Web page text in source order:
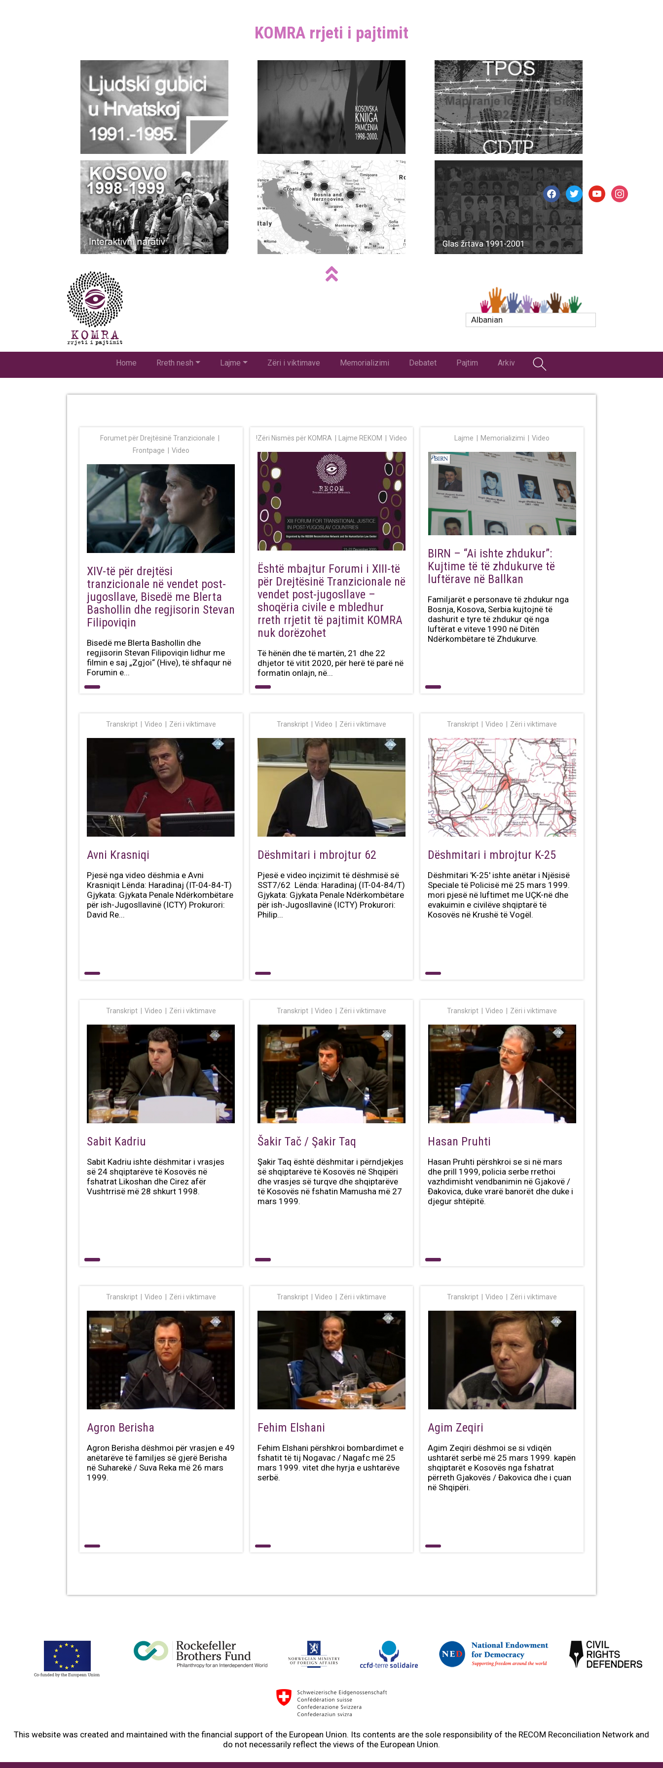
KOMRA rrjeti i pajtimit
Albanian
Home Rreth nesh Lajme Zëri i viktimave Memorializimi Debatet Pajtim Arkiv
Forumet për Drejtësinë Tranzicionale
Frontpage
Video
XIV-të për drejtësi
tranzicionale në vendet post-
jugosllave, Bisedë me Blerta
Bashollin dhe regjisorin Stevan
Filipoviqin
Bisedë me Blerta Bashollin dhe
regjisorin Stevan Filipoviqin lidhur me
filmin e saj „Zgjoi“ (Hive), të shfaqur në
Forumin e...
!Zëri Nismës për KOMRA Lajme REKOM Video
Është mbajtur Forumi i XIII-të
për Drejtësinë Tranzicionale në
vendet post-jugosllave –
shoqëria civile e mbledhur
rreth rrjetit të pajtimit KOMRA
nuk dorëzohet
Të hënën dhe të martën, 21 dhe 22
dhjetor të vitit 2020, për herë të parë në
formatin onlajn, në...
Lajme Memorializimi Video
BIRN – “Ai ishte zhdukur”:
Kujtime të të zhdukurve të
luftërave në Ballkan
Familjarët e personave të zhdukur nga
Bosnja, Kosova, Serbia kujtojnë të
dashurit e tyre të zhdukur që nga
luftërat e viteve 1990 në Ditën
Ndërkombëtare të Zhdukurve.
Transkript Video Zëri i viktimave
Avni Krasniqi
Pjesë nga video dëshmia e Avni
Krasniqit Lënda: Haradinaj (IT-04-84-T)
Gjykata: Gjykata Penale Ndërkombëtare
për ish-Jugosllavinë (ICTY) Prokurori:
David Re...
Transkript Video Zëri i viktimave
Dëshmitari i mbrojtur 62
Pjesë e video inçizimit të dëshmisë së
SST7/62 Lënda: Haradinaj (IT-04-84/T)
Gjykata: Gjykata Penale Ndërkombëtare
për ish-Jugosllavinë (ICTY) Prokurori:
Philip...
Transkript Video Zëri i viktimave
Dëshmitari i mbrojtur K-25
Dëshmitari 'K-25' ishte anëtar i Njësisë
Speciale të Policisë më 25 mars 1999.
mori pjesë në luftimet me UÇK-në dhe
evakuimin e civilëve shqiptarë të
Kosovës në Krushë të Vogël.
Transkript Video Zëri i viktimave
Sabit Kadriu
Sabit Kadriu ishte dëshmitar i vrasjes
së 24 shqiptarëve të Kosovës në
fshatrat Likoshan dhe Cirez afër
Vushtrrisë më 28 shkurt 1998.
Transkript Video Zëri i viktimave
Šakir Tač / Şakir Taq
Şakir Taq është dëshmitar i përndjekjes
së shqiptarëve të Kosovës në Shqipëri
dhe vrasjes së turqve dhe shqiptarëve
të Kosovës në fshatin Mamusha më 27
mars 1999.
Transkript Video Zëri i viktimave
Hasan Pruhti
Hasan Pruhti përshkroi se si në mars
dhe prill 1999, policia serbe rrethoi
vazhdimisht vendbanimin në Gjakovë /
Đakovica, duke vrarë banorët dhe duke i
djegur shtëpitë.
Transkript Video Zëri i viktimave
Agron Berisha
Agron Berisha dëshmoi për vrasjen e 49
anëtarëve të familjes së gjerë Berisha
në Suharekë / Suva Reka më 26 mars
1999.
Transkript Video Zëri i viktimave
Fehim Elshani
Fehim Elshani përshkroi bombardimet e
fshatit të tij Nogavac / Nagafc më 25
mars 1999. vitet dhe hyrja e ushtarëve
serbë.
Transkript Video Zëri i viktimave
Agim Zeqiri
Agim Zeqiri dëshmoi se si vdiqën
ushtarët serbë më 25 mars 1999. kapën
shqiptarët e Kosovës nga fshatrat
përreth Gjakovës / Đakovica dhe i çuan
në Shqipëri.
facebooktwitteryoutubeinstagram
This website was created and maintained with the financial support of the European Union. Its contents are the sole responsibility of the RECOM Reconciliation Network and
do not necessarily reflect the views of the European Union.